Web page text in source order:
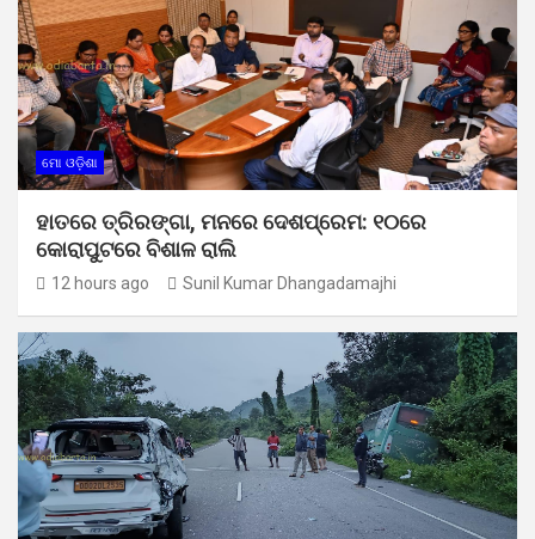
ମୋ ଓଡ଼ିଶା
ହାତରେ ତ୍ରିରଙ୍ଗା, ମନରେ ଦେଶପ୍ରେମ: ୧୦ରେ
କୋରାପୁଟରେ ବିଶାଳ ରାଲି
12 hours ago Sunil Kumar Dhangadamajhi